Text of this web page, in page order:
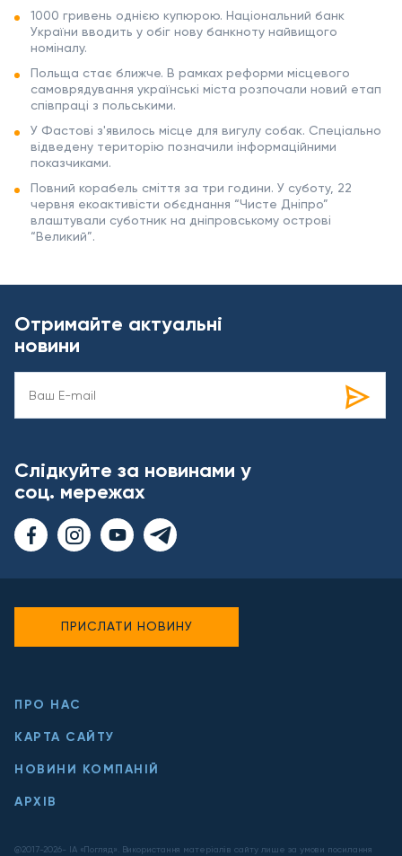
1000 гривень однією купюрою. Національний банк
України вводить у обіг нову банкноту найвищого
номіналу.
Польща стає ближче. В рамках реформи місцевого
самоврядування українські міста розпочали новий етап
співпраці з польськими.
У Фастові з'явилось місце для вигулу собак. Спеціально
відведену територію позначили інформаційними
показчиками.
Повний корабель сміття за три години. У суботу, 22
червня екоактивісти обєднання “Чисте Дніпро”
влаштували суботник на дніпровському острові
“Великий”.
Отримайте актуальні
новини
Слідкуйте за новинами у
соц. мережах
ПРО НАС
КАРТА САЙТУ
НОВИНИ КОМПАНІЙ
АРХІВ
@2017-2026- ІА «Погляд». Використання матеріалів сайту лише за умови посилання
ПРИСЛАТИ НОВИНУ